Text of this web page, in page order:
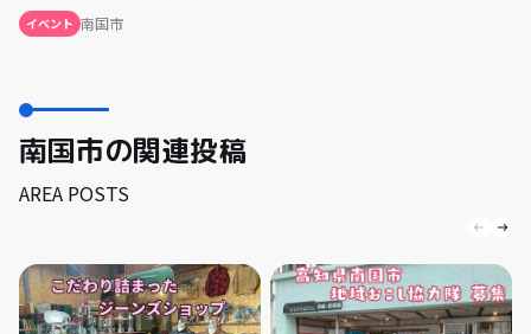
イベント 南国市
南国市の関連投稿
AREA POSTS